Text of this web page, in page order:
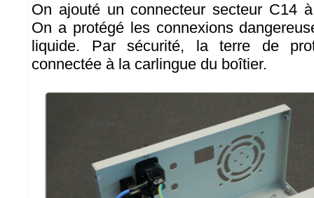
On ajouté un connecteur secteur C14
On a protégé les connexions
liquide. Par sécurité, la terre de
connectée à la carlingue du boîtier.